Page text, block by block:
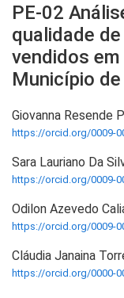
PE-02
qualidade
vendidos
Município
Giovanna Resende
https://orcid.org/0009-
Sara Lauriano Da
https://orcid.org/0009-
Odilon Azevedo
https://orcid.org/0009-
Cláudia Janaina
https://orcid.org/0000-